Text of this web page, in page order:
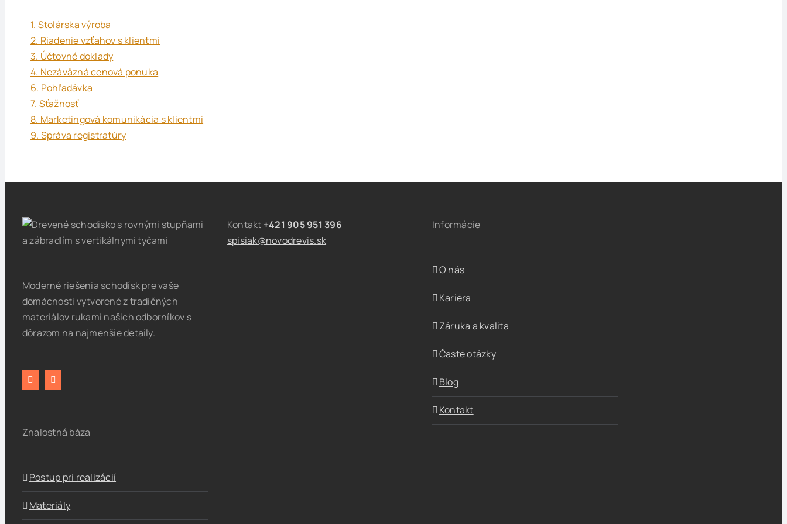
1. Stolárska výroba
2. Riadenie vzťahov s klientmi
3. Účtovné doklady
4. Nezáväzná cenová ponuka
6. Pohľadávka
7. Sťažnosť
8. Marketingová komunikácia s klientmi
9. Správa registratúry
Moderné riešenia schodísk pre vaše
domácnosti vytvorené z tradičných
materiálov rukami našich odborníkov s
dôrazom na najmenšie detaily.
Kontakt +421 905 951 396
spisiak@novodrevis.sk
Informácie
O nás
Kariéra
Záruka a kvalita
Časté otázky
Blog
Kontakt
Znalostná báza
Postup pri realizácií
Materiály